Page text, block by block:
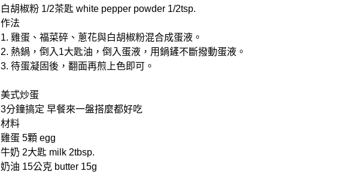
白胡椒粉 1/2茶匙 white pepper powder 1/2tsp.
作法
1. 雞蛋、福菜碎、蔥花與白胡椒粉混合成蛋液。
2. 熱鍋，倒入1大匙油，倒入蛋液，用鍋鏟不斷撥動蛋液。
3. 待蛋凝固後，翻面再煎上色即可。
美式炒蛋
3分鐘搞定 早餐來一盤搭麼都好吃
材料
雞蛋 5顆 egg
牛奶 2大匙 milk 2tbsp.
奶油 15公克 butter 15g